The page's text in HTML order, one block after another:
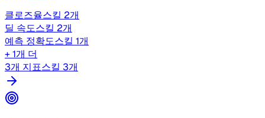
클로즈율스킬 2개
딜 속도스킬 2개
예측 정확도스킬 1개
+ 1개 더
3개 지표스킬 3개